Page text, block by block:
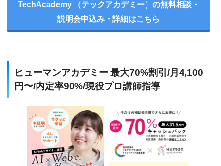
TechAcademy （テックアカデミー）の無料相談・
説明会申込み・詳細はこちら
ヒューマンアカデミー 最大70%割引/月4,100
円〜/内定率90%/現役プロ講師指導